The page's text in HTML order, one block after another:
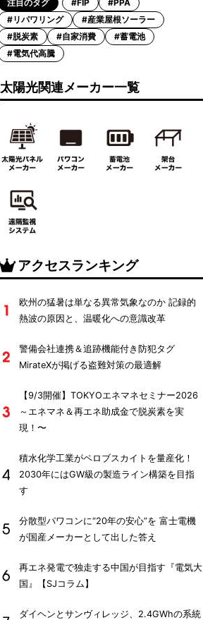
注目のタグ #FIP
#PPA
#リパワリング
#産業屋根ソーラー
#脱炭素
#自家消費
#蓄電池
#電気代高騰
太陽光関連メーカー一覧
アクセスランキング
欧州の猛暑は単なる異常気象なのか 記録的
熱波の原因と、温暖化への意識改革
警備会社連携＆追跡機能付き防犯タグ
MirateXが掲げる盗難対策の最適解
【9/3開催】TOKYOエネマネセミナー2026
～エネマネ＆再エネ助成金で脱炭素を実
現！〜
積水化学工業がペロブスカイトを量産化！
2030年にはGW級の製造ライン構築を目指
す
分散型パワコンに“20年の安心”を 富士電機
が国産メーカーとして出した答え
再エネ発電で独走する中国が目指す『電気大
国』【SJコラム】
ダイヘンとサンヴィレッジ、2.4GWhの系統